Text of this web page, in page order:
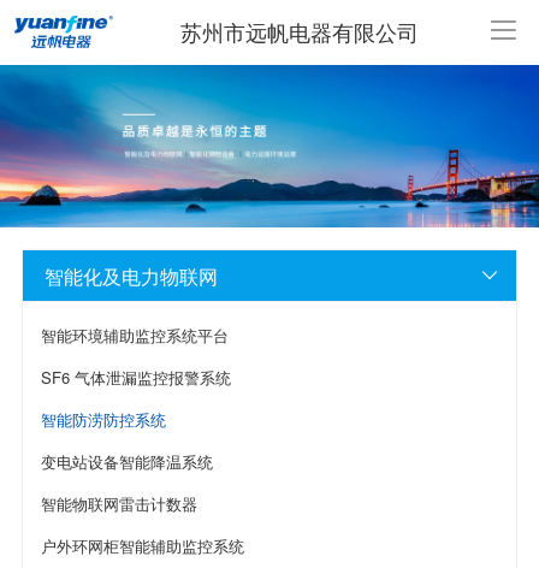
苏州市远帆电器有限公司
智能化及电力物联网 
智能环境辅助监控系统平台
SF6 气体泄漏监控报警系统
智能防涝防控系统
变电站设备智能降温系统
智能物联网雷击计数器
户外环网柜智能辅助监控系统